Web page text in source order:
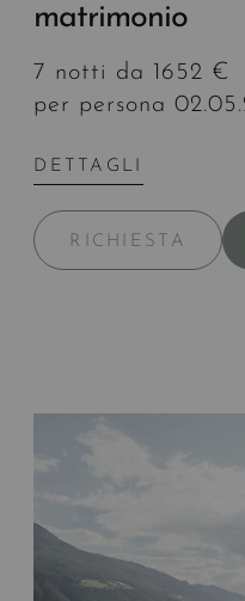
matrimonio
7 notti da 1652 €
per persona
DETTAGLI
RICHIESTA